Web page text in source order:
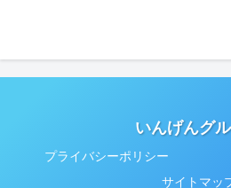
いんげんグ
プライバシーポリシー
サイトマッ